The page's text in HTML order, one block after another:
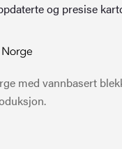
og presise
med vannbasert